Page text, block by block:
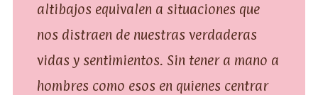
altibajos equivalen a situaciones que
nos distraen de nuestras verdaderas
vidas y sentimientos. Sin tener a mano a
hombres como esos en quienes centrar